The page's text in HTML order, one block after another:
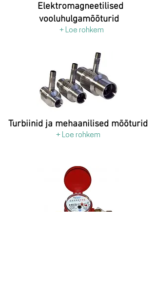
Elektromagneetilised
vooluhulgamõõturid
+ Loe rohkem
Turbiinid ja mehaanilised mõõturid
+ Loe rohkem